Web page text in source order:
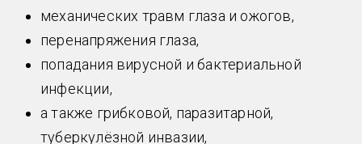
механических травм глаза и ожогов,
перенапряжения глаза,
попадания вирусной и бактериальной
инфекции,
а также грибковой, паразитарной,
туберкулёзной инвазии,